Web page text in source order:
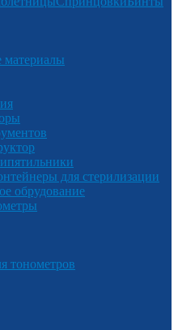
материалы
для стерилизации
обрудование
тонометров